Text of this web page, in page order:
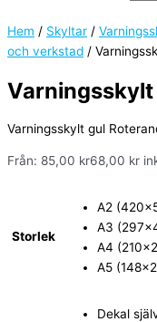
Hem / Skyltar /
och verkstad /
Varningsskylt gul
Från: 85,00 kr68,00 kr
Storlek
A2
A3
A4
A5
Dekal